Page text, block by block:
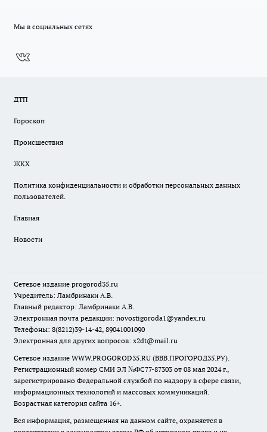
Мы в социальных сетях
ДТП
Гороскоп
Происшествия
ЖКХ
Политика конфиденциальности и обработки персональных данных
пользователей.
Главная
Новости
Сетевое издание progorod35.ru
Учредитель: Ламбринаки А.В.
Главный редактор: Ламбринаки А.В.
Электронная почта редакции: novostigoroda1@yandex.ru
Телефоны: 8(8212)39-14-42, 89041001090
Электронная для других вопросов: x2dt@mail.ru
Сетевое издание WWW.PROGOROD35.RU (ВВВ.ПРОГОРОД35.РУ).
Регистрационный номер СМИ ЭЛ №ФС77-87303 от 08 мая 2024 г.,
зарегистрировано Федеральной службой по надзору в сфере связи,
информационных технологий и массовых коммуникаций.
Возрастная категория сайта 16+.
Вся информация, размещенная на данном сайте, охраняется в